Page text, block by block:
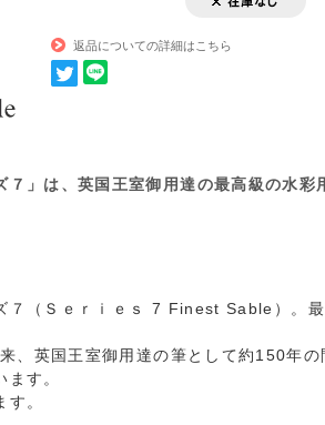
返品についての詳細はこちら
」は、英国王室御用達の最高級の水彩
７（Ｓｅｒｉｅｓ 7 Finest Sable）。
、英国王室御用達の筆として約150年の
す。
。